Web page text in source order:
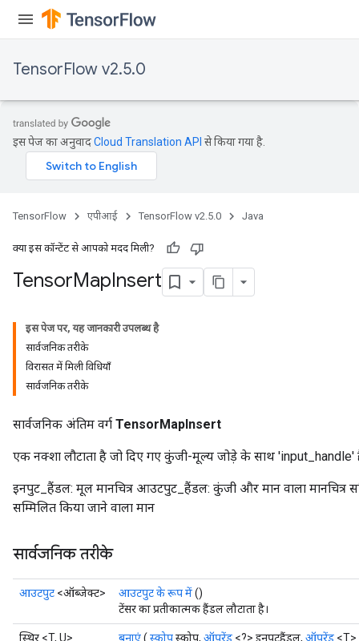
TensorFlow v2.5.0
इस पेज का अनुवादCloud Translation API से किया गया है.
TensorFlow एपीआई TensorFlow v2.5.0 Java
क्या इस कॉन्टेंट से आपको मदद मिली?
TensorMapInsert
इस पेज पर, यह जानकारी उपलब्ध है
सार्वजनिक तरीके
विरासत में मिली विधियाँ
सार्वजनिक तरीके
सार्वजनिक अंतिम वर्ग TensorMapInsert
एक नक्शा लौटाता है जो दिए गए कुंजी-मूल्य जोड़े के साथ 'input_handle'
इनपुट_हैंडल: मूल मानचित्र आउटपुट_हैंडल: कुंजी और मान वाला मानचित्र
सम्मिलित किया जाने वाला मान
सार्वजनिक तरीके
आउटपुट <ऑब्जेक्ट> आउटपुट के रूप में()
टेंसर का प्रतीकात्मक हैंडल लौटाता है।
स्थिर <T, U>
बनाएं( स्कोपस्कोप, ऑपरेंड <?> इनपुटहैंडल, ऑपरेंड